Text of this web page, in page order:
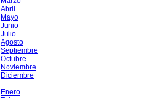
Abril
Mayo
Junio
Julio
Agosto
Septiembre
Octubre
Noviembre
Diciembre
Enero